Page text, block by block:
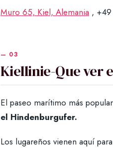
Muro 65, Kiel, Alemania , +49
Kiellinie-Que ver
El paseo marítimo más
el Hindenburgufer.
Los lugareños vienen aquí